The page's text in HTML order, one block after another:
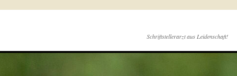
Schriftstellerarzt aus Leidenschaft!